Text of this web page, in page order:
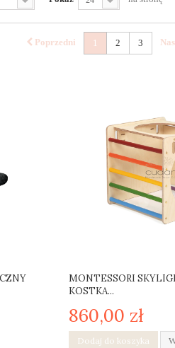
Poprzedni 1 2 3
MONTESSORI
KOSTKA...
860,00 zł
Dodaj do koszyka